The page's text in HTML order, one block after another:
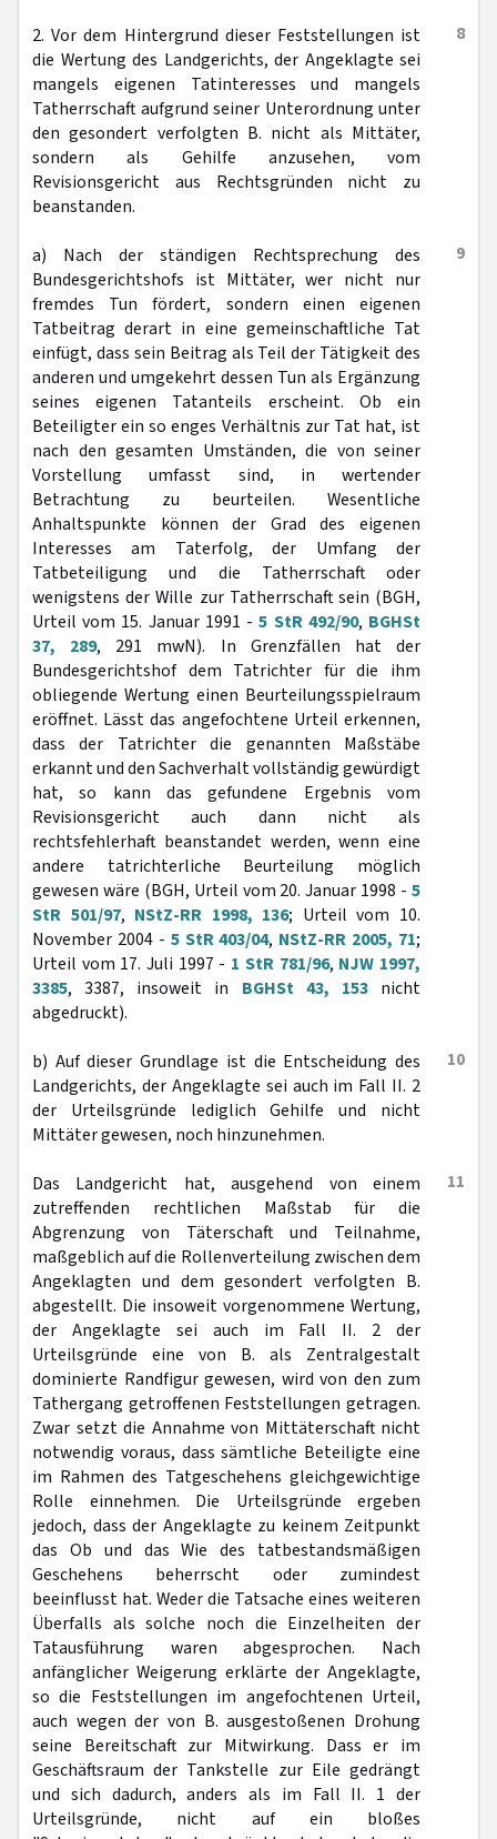
8
2. Vor dem Hintergrund dieser Feststellungen ist
die Wertung des Landgerichts, der Angeklagte sei
mangels eigenen Tatinteresses und mangels
Tatherrschaft aufgrund seiner Unterordnung unter
den gesondert verfolgten B. nicht als Mittäter,
sondern als Gehilfe anzusehen, vom
Revisionsgericht aus Rechtsgründen nicht zu
beanstanden.
9
a) Nach der ständigen Rechtsprechung des
Bundesgerichtshofs ist Mittäter, wer nicht nur
fremdes Tun fördert, sondern einen eigenen
Tatbeitrag derart in eine gemeinschaftliche Tat
einfügt, dass sein Beitrag als Teil der Tätigkeit des
anderen und umgekehrt dessen Tun als Ergänzung
seines eigenen Tatanteils erscheint. Ob ein
Beteiligter ein so enges Verhältnis zur Tat hat, ist
nach den gesamten Umständen, die von seiner
Vorstellung umfasst sind, in wertender
Betrachtung zu beurteilen. Wesentliche
Anhaltspunkte können der Grad des eigenen
Interesses am Taterfolg, der Umfang der
Tatbeteiligung und die Tatherrschaft oder
wenigstens der Wille zur Tatherrschaft sein (BGH,
Urteil vom 15. Januar 1991 -5 StR 492/90, BGHSt
37, 289, 291 mwN). In Grenzfällen hat der
Bundesgerichtshof dem Tatrichter für die ihm
obliegende Wertung einen Beurteilungsspielraum
eröffnet. Lässt das angefochtene Urteil erkennen,
dass der Tatrichter die genannten Maßstäbe
erkannt und den Sachverhalt vollständig gewürdigt
hat, so kann das gefundene Ergebnis vom
Revisionsgericht auch dann nicht als
rechtsfehlerhaft beanstandet werden, wenn eine
andere tatrichterliche Beurteilung möglich
gewesen wäre (BGH, Urteil vom 20. Januar 1998 - 5
StR 501/97, NStZ-RR 1998, 136; Urteil vom 10.
November 2004 - 5 StR 403/04, NStZ-RR 2005, 71;
Urteil vom 17. Juli 1997 - 1 StR 781/96, NJW 1997,
3385, 3387, insoweit in BGHSt 43, 153nicht
abgedruckt).
10
b) Auf dieser Grundlage ist die Entscheidung des
Landgerichts, der Angeklagte sei auch im Fall II. 2
der Urteilsgründe lediglich Gehilfe und nicht
Mittäter gewesen, noch hinzunehmen.
11
Das Landgericht hat, ausgehend von einem
zutreffenden rechtlichen Maßstab für die
Abgrenzung von Täterschaft und Teilnahme,
maßgeblich auf die Rollenverteilung zwischen dem
Angeklagten und dem gesondert verfolgten B.
abgestellt. Die insoweit vorgenommene Wertung,
der Angeklagte sei auch im Fall II. 2 der
Urteilsgründe eine von B. als Zentralgestalt
dominierte Randfigur gewesen, wird von den zum
Tathergang getroffenen Feststellungen getragen.
Zwar setzt die Annahme von Mittäterschaft nicht
notwendig voraus, dass sämtliche Beteiligte eine
im Rahmen des Tatgeschehens gleichgewichtige
Rolle einnehmen. Die Urteilsgründe ergeben
jedoch, dass der Angeklagte zu keinem Zeitpunkt
das Ob und das Wie des tatbestandsmäßigen
Geschehens beherrscht oder zumindest
beeinflusst hat. Weder die Tatsache eines weiteren
Überfalls als solche noch die Einzelheiten der
Tatausführung waren abgesprochen. Nach
anfänglicher Weigerung erklärte der Angeklagte,
so die Feststellungen im angefochtenen Urteil,
auch wegen der von B. ausgestoßenen Drohung
seine Bereitschaft zur Mitwirkung. Dass er im
Geschäftsraum der Tankstelle zur Eile gedrängt
und sich dadurch, anders als im Fall II. 1 der
Urteilsgründe, nicht auf ein bloßes